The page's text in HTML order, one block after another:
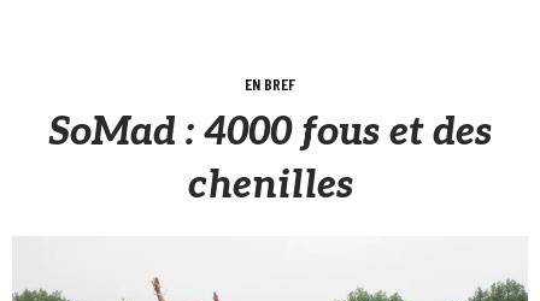
EN BREF
SoMad : 4000 fous et des
chenilles